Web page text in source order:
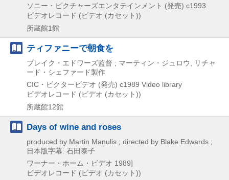
ソニー・ピクチャーズエンタテインメント (発売) c1993
ビデオレコード (ビデオ (カセット))
所蔵館1館
ティファニーで朝食を
ブレイク・エドワーズ監督 ; マーティン・ジュロウ, リチャ
ード・シェファード製作
CIC・ビクタービデオ (発売) c1989 Video library
ビデオレコード (ビデオ (カセット))
所蔵館12館
Days of wine and roses
produced by Martin Manulis ; directed by Blake Edwards ;
日本版字幕: 石田泰子
ワーナー・ホーム・ビデオ 1989]
ビデオレコード (ビデオ (カセット))